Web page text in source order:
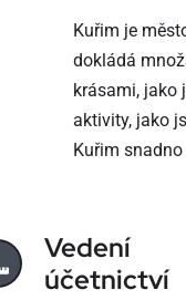
Kuřim je
dokládá
krásami, jako
aktivity, jako
Kuřim
Vedení
účetnictví